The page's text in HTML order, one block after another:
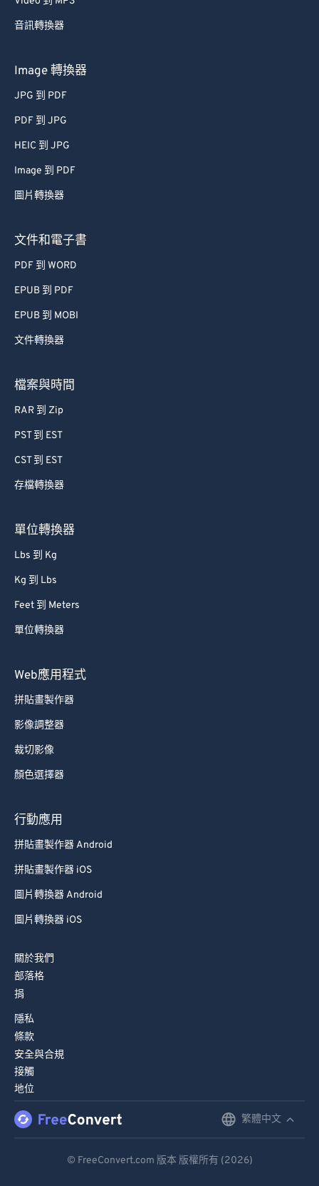
音訊轉換器
Image 轉換器
JPG 到 PDF
PDF 到 JPG
HEIC 到 JPG
Image 到 PDF
圖片轉換器
文件和電子書
PDF 到 WORD
EPUB 到 PDF
EPUB 到 MOBI
文件轉換器
檔案與時間
RAR 到 Zip
PST 到 EST
CST 到 EST
存檔轉換器
單位轉換器
Lbs 到 Kg
Kg 到 Lbs
Feet 到 Meters
單位轉換器
Web應用程式
拼貼畫製作器
影像調整器
裁切影像
顏色選擇器
行動應用
拼貼畫製作器 Android
拼貼畫製作器 iOS
圖片轉換器 Android
圖片轉換器 iOS
關於我們
部落格
捐
隱私
條款
安全與合規
接觸
地位
繁體中文
© FreeConvert.com 版本 版權所有 (2026)